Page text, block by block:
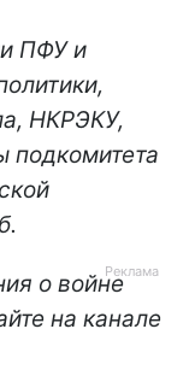
ПФУ и
НКРЭКУ,
подкомитета
о войне
на канале